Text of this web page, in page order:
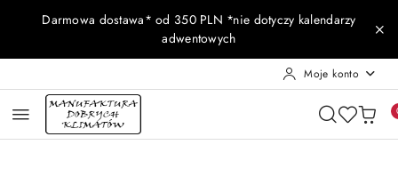
Przejdź do treści głównej
Przejdź do wyszukiwarki
Przejdź do moje konto
Przejdź do menu głównego
Przejdź do opisu produktu
Przejdź do stopki
Darmowa dostawa* od 350 PLN *nie dotyczy kalendarzy
adwentowych
Moje konto